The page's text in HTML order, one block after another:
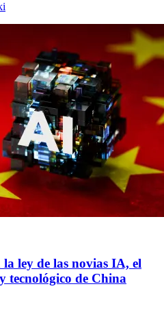
ley de las novias IA, el
tecnológico de China